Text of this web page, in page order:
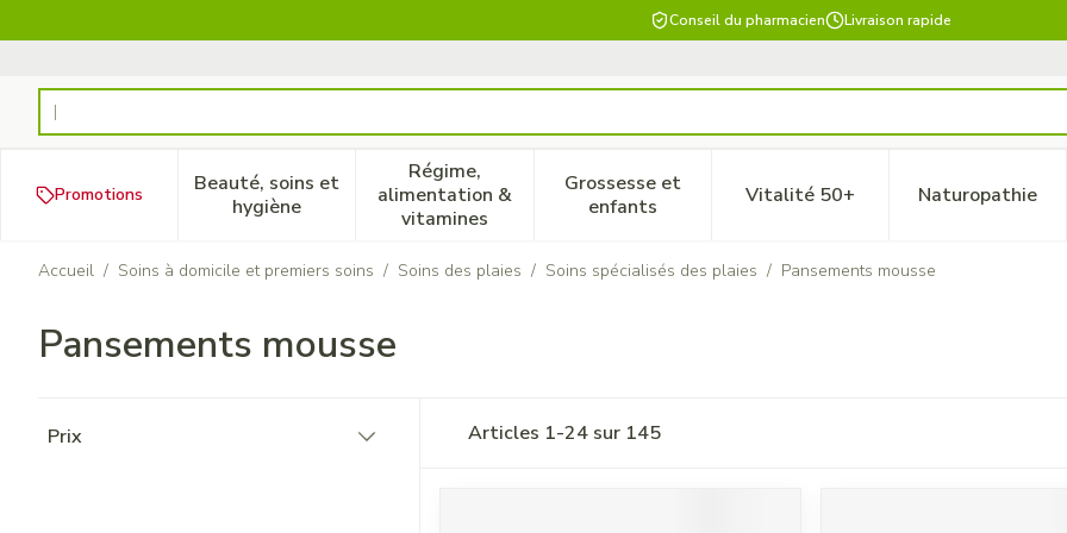
Conseil du pharmacien Livraison rapide
Rechercher
Promotions
Beauté, soins et
hygièneAfficher le sous-menu pour la catégorie Beauté, soins et hygiène
Régime,
alimentation &
vitamines
Afficher le sous-menu pour la catégorie Régime, alimentation &
Grossesse et
enfantsAfficher le sous-menu pour la catégorie
Vitalité 50+Afficher le sous-menu pour la
Naturopathie
Afficher
Accueil / Soins à domicile et premiers soins / Soins des plaies / Soins spécialisés des plaies / Pansements mousse
Pansements mousse
Prix
Articles 1-24 sur 145